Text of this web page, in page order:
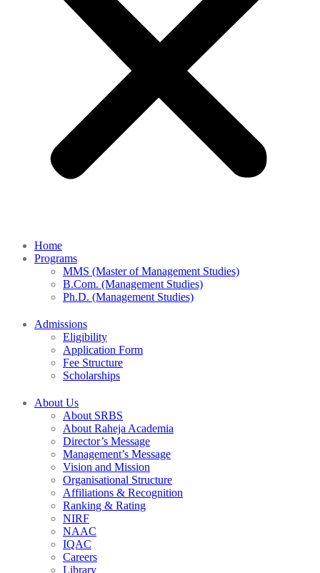
Home
Programs
MMS (Master of Management Studies)
B.Com. (Management Studies)
Ph.D. (Management Studies)
Admissions
Eligibility
Application Form
Fee Structure
Scholarships
About Us
About SRBS
About Raheja Academia
Director’s Message
Management’s Message
Vision and Mission
Organisational Structure
Affiliations & Recognition
Ranking & Rating
NIRF
NAAC
IQAC
Careers
Library